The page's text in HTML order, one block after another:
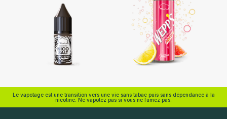
Choix des options
18
Choix des options
Le vapotage est une transition vers une vie sans tabac puis sans dépendance à la
nicotine. Ne vapotez pas si vous ne fumez pas.